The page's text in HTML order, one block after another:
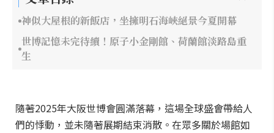
神似大屋根的新飯店，坐擁明石海峽絕景今夏開幕
世博記憶未完待續！原子小金剛館、荷蘭館淡路島重
生
隨著2025年大阪世博會圓滿落幕，這場全球盛會帶給人
們的悸動，並未隨著展期結束消散。在眾多關於場館如